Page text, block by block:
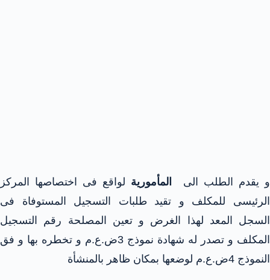
و يقدم الطلب الى المأمورية لواقع فى اختصاصها المركز
الرئيسى للمكلف و تقيد طلبات التسجيل المستوفاة فى
السجل المعد لهذا الغرض و تعين المصلحة رقم التسجيل
المكلف و تصدر له شهادة نموذج 3ض.ع.م و تخطره بها و فق
النموذج 4ض.ع.م لوضعها بمكان ظاهر بالمنشأة